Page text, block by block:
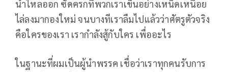
น้ำไหลออก ซัดครกที่พวกเราเข็นอย่างเหน็ดเหนื่อย
ไล่ลงมากองใหม่ จนบางทีเราลืมไปแล้วว่าศัตรูตัวจริง
คือใครของเรา เรากำลังสู้กับใคร เพื่ออะไร
ในฐานะที่ผมเป็นผู้นำพรรค เชื่อว่าเราทุกคนรับการ